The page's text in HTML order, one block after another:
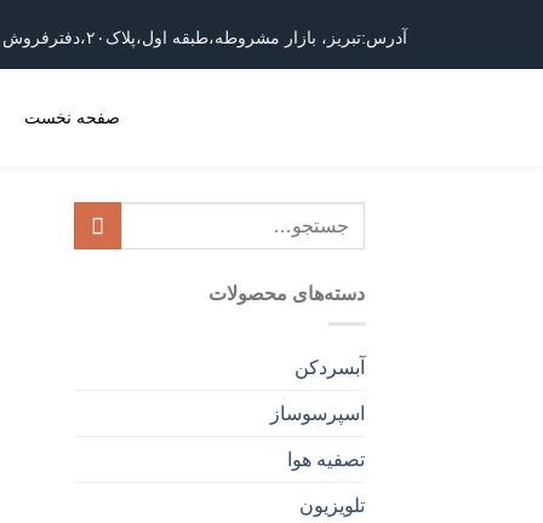
آدرس:تبریز، بازار مشروطه،طبقه اول،پلاک۲۰،دفترفروش ایستکول
صفحه نخست
دسته‌های محصولات
آبسردکن
اسپرسوساز
تصفیه هوا
تلویزیون